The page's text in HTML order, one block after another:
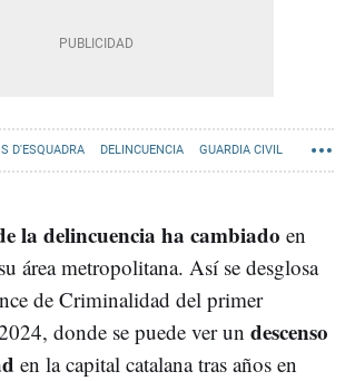
D'ESQUADRA DELINCUENCIA GUARDIA CIVIL
SANTA COLOMA DE GRAMENET
CASTELLDEFELS - NOTICIAS TERRASSA
VILADECANS EL PRAT DE LLOBREGAT
DE LLOBREGAT GAVÀ MOLINS DE REI
la delincuencia ha cambiado en
área metropolitana. Así se desglosa
de Criminalidad del primer
donde se puede ver un descenso
en la capital catalana tras años en